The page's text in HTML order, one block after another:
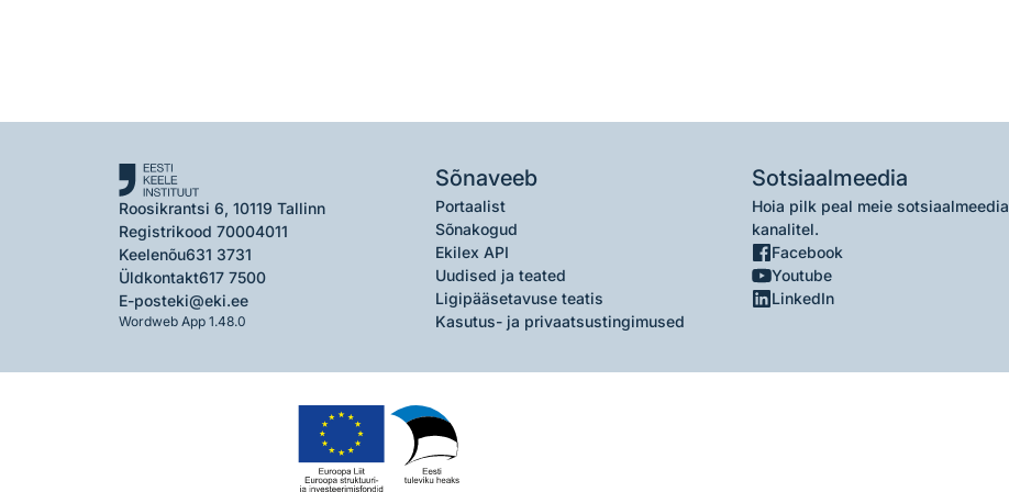
Roosikrantsi 6, 10119 Tallinn
Registrikood 70004011
Keelenõu631 3731
Üldkontakt617 7500
E-posteki@eki.ee
Wordweb App 1.48.0
Sõnaveeb
Portaalist
Sõnakogud
Ekilex API
Uudised ja teated
Ligipääsetavuse teatis
Kasutus- ja privaatsustingimused
Sotsiaalmeedia
Hoia pilk peal meie sotsiaalmeedia
kanalitel.
Facebook
Youtube
LinkedIn